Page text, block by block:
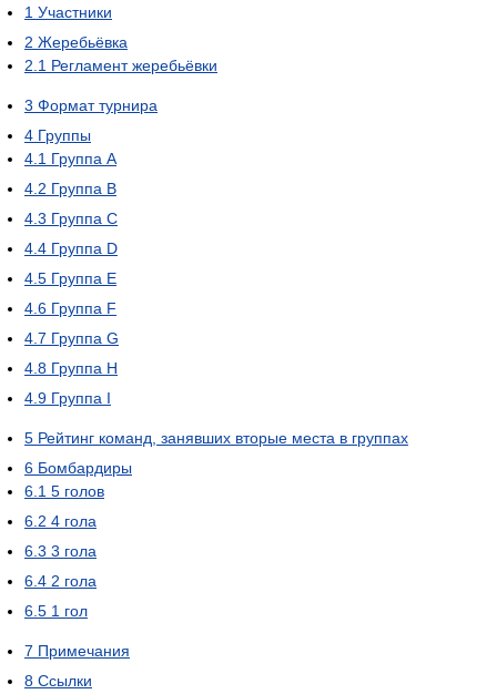
1 Участники
2 Жеребьёвка
2.1 Регламент жеребьёвки
3 Формат турнира
4 Группы
4.1 Группа A
4.2 Группа B
4.3 Группа C
4.4 Группа D
4.5 Группа E
4.6 Группа F
4.7 Группа G
4.8 Группа H
4.9 Группа I
5 Рейтинг команд, занявших вторые места в группах
6 Бомбардиры
6.1 5 голов
6.2 4 гола
6.3 3 гола
6.4 2 гола
6.5 1 гол
7 Примечания
8 Ссылки